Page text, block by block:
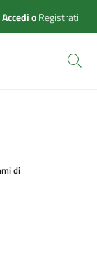
AccedioRegistrati
di